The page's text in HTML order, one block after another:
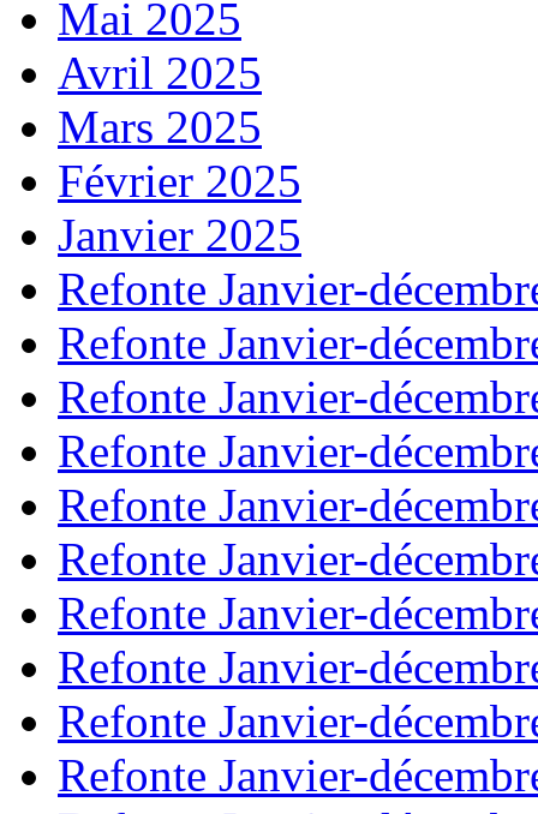
Mai 2025
Avril 2025
Mars 2025
Février 2025
Janvier 2025
Refonte Janvier-
Refonte Janvier-
Refonte Janvier-
Refonte Janvier-
Refonte Janvier-
Refonte Janvier-
Refonte Janvier-
Refonte Janvier-
Refonte Janvier-
Refonte Janvier-